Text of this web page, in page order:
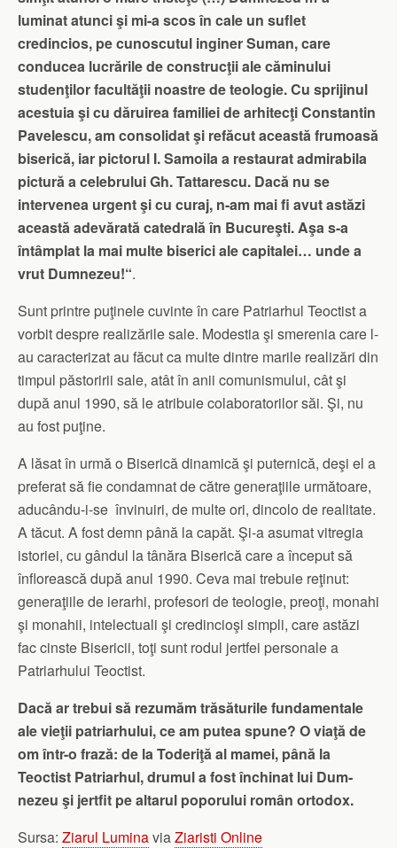
luminat atunci şi mi-a scos în cale un suflet
credincios, pe cunoscutul inginer Suman, care
conducea lucrările de construcţii ale căminului
studen­ţilor facultăţii noastre de teologie. Cu sprijinul
acestuia şi cu dăruirea familiei de arhitecţi Constantin
Pavelescu, am consolidat şi refăcut aceas­tă frumoasă
biserică, iar pictorul I. Samoila a restaurat admirabila
pictură a celebrului Gh. Tattarescu. Dacă nu se
intervenea urgent şi cu curaj, n-am mai fi avut astăzi
această adevărată catedrală în Bucu­reşti. Aşa s-a
întâmplat la mai multe biserici ale capitalei… unde a
vrut Dumnezeu!“.
Sunt printre puţinele cuvinte în care Patriarhul Teoc­tist a
vorbit despre realizările sale. Modestia şi smerenia care l-
au caracterizat au făcut ca multe dintre marile realizări din
timpul păstoririi sale, atât în anii comunismului, cât şi
după anul 1990, să le atribuie colaboratorilor săi. Şi, nu
au fost puţine.
A lăsat în urmă o Biserică dinamică şi puternică, deşi el a
preferat să fie condamnat de către generaţiile următoare,
aducându-i-se învinuiri, de multe ori, dincolo de realitate.
A tăcut. A fost demn până la capăt. Şi-a asumat vitregia
istoriei, cu gândul la tânăra Biserică care a început să
înflorească după anul 1990. Ceva mai trebuie reţinut:
generaţiile de ierarhi, profesori de teologie, preoţi, monahi
şi monahii, inte­lectuali şi credincioşi simpli, care astăzi
fac cinste Bisericii, toţi sunt rodul jertfei personale a
Patriarhului Teoctist.
Dacă ar trebui să rezumăm trăsăturile fundamentale
ale vieţii patriarhului, ce am putea spune? O viaţă de
om într-o frază: de la Toderiţă al mamei, până la
Teoctist Patriarhul, drumul a fost închinat lui Dum­
nezeu şi jertfit pe altarul poporului român ortodox.
Sursa: Ziarul LuminaviaZiaristi Online